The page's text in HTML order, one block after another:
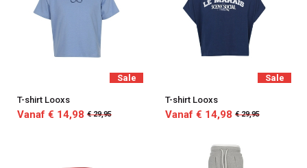
Sale
T-shirt Looxs
Vanaf € 14,98 € 29,95
Sale
T-shirt Looxs
Vanaf € 14,98 € 29,95